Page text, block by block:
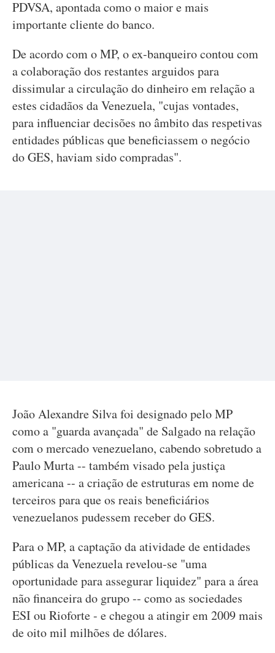
PDVSA, apontada como o maior e mais
importante cliente do banco.
De acordo com o MP, o ex-banqueiro contou com
a colaboração dos restantes arguidos para
dissimular a circulação do dinheiro em relação a
estes cidadãos da Venezuela, "cujas vontades,
para influenciar decisões no âmbito das respetivas
entidades públicas que beneficiassem o negócio
do GES, haviam sido compradas".
João Alexandre Silva foi designado pelo MP
como a "guarda avançada" de Salgado na relação
com o mercado venezuelano, cabendo sobretudo a
Paulo Murta -- também visado pela justiça
americana -- a criação de estruturas em nome de
terceiros para que os reais beneficiários
venezuelanos pudessem receber do GES.
Para o MP, a captação da atividade de entidades
públicas da Venezuela revelou-se "uma
oportunidade para assegurar liquidez" para a área
não financeira do grupo -- como as sociedades
ESI ou Rioforte - e chegou a atingir em 2009 mais
de oito mil milhões de dólares.